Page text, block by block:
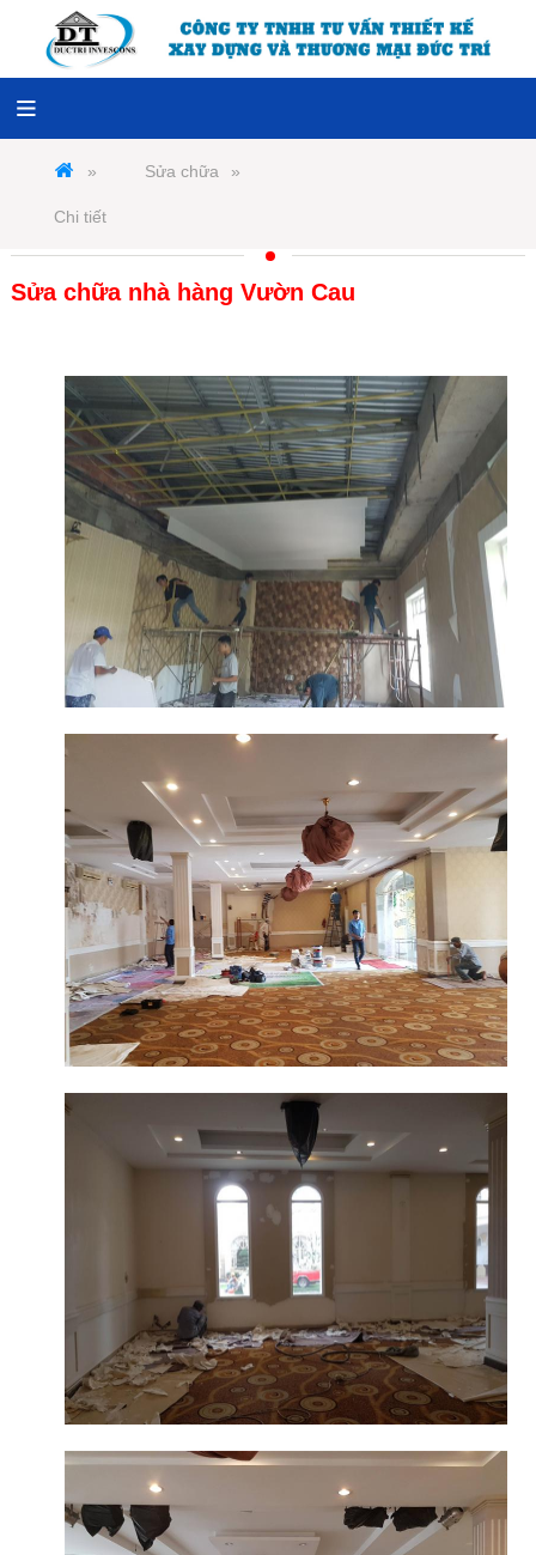
Sửa chữa
Chi tiết
Sửa chữa nhà hàng Vườn Cau